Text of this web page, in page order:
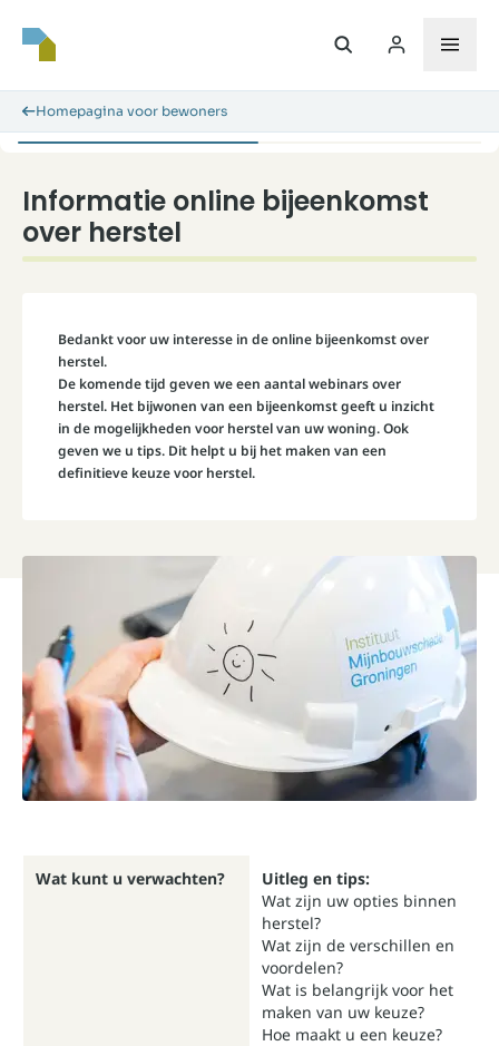
Homepagina voor bewoners
Informatie online bijeenkomst
over herstel
Bedankt voor uw interesse in de online bijeenkomst over
herstel.
De komende tijd geven we een aantal webinars over
herstel. Het bijwonen van een bijeenkomst geeft u inzicht
in de mogelijkheden voor herstel van uw woning. Ook
geven we u tips. Dit helpt u bij het maken van een
definitieve keuze voor herstel.
Wat kunt u verwachten?
Uitleg en tips:
Wat zijn uw opties binnen
herstel?
Wat zijn de verschillen en
voordelen?
Wat is belangrijk voor het
maken van uw keuze?
Hoe maakt u een keuze?